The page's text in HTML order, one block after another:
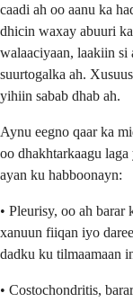
caadi ah oo aanu ka
dhicin waxay abuuri
walaaciyaan, laakiin si
suurtogalka ah.
yihiin sabab dhab ah.
Aynu eegno qaar ka
oo dhakhtarkaagu
ayan ku habboonayn:
• Pleurisy, oo ah barar
xanuun fiiqan iyo
dadku ku tilmaamaan
• Costochondritis,